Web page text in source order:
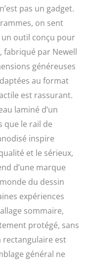
pas un gadget.
on sent
un outil conçu pour
fabriqué par Newell
généreuses
au format
est rassurant.
laminé d’un
que le rail de
inspire
et le sérieux,
d’une marque
du dessin
expériences
sommaire,
protégé, sans
rectangulaire est
général ne